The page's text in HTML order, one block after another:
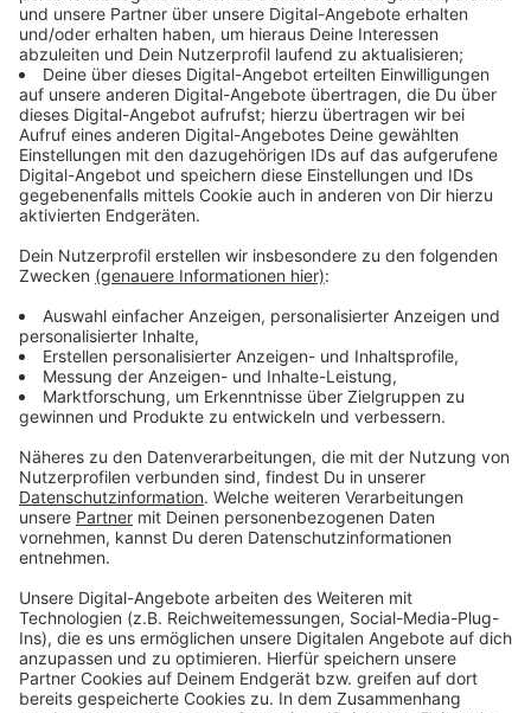
Immer auf dem Laufenden
bleiben!
Verpass' nichts mehr - mit unserem kostenlosen
ANTENNE BAYERN Newsletter. Ob Nachrichten,
Lifestyle oder unsere neuesten Aktionen - wir
informieren dich.
Zum Newsletter anmelden
Du möchtest uns etwas sagen?
Kontaktformular
Sprachnachricht